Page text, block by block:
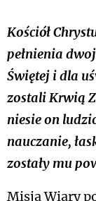
Kościół
pełnienia
Świętej i dla
zostali Krwią
niesie on
nauczanie,
zostały mu
Misja Wiary